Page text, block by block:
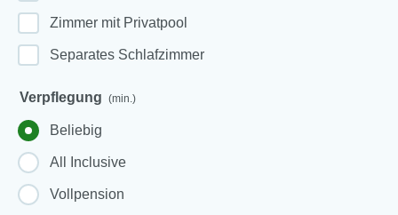
Zimmer mit Privatpool
Separates Schlafzimmer
Verpflegung (min.)
Beliebig
All Inclusive
Vollpension